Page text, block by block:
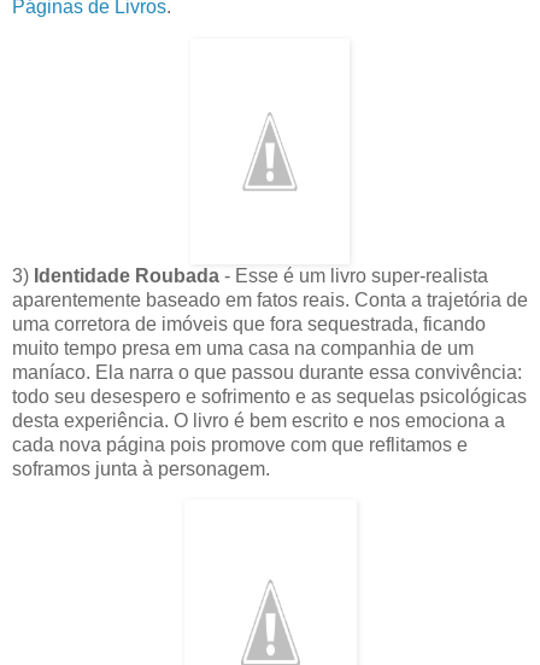
Páginas de Livros.
3) Identidade Roubada - Esse é um livro super-realista
aparentemente baseado em fatos reais. Conta a trajetória de
uma corretora de imóveis que fora sequestrada, ficando
muito tempo presa em uma casa na companhia de um
maníaco. Ela narra o que passou durante essa convivência:
todo seu desespero e sofrimento e as sequelas psicológicas
desta experiência. O livro é bem escrito e nos emociona a
cada nova página pois promove com que reflitamos e
soframos junta à personagem.